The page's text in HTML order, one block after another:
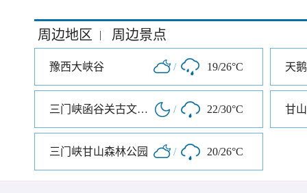
周边地区 | 周边景点
豫西大峡谷 / 19/26°C 天
三门峡函谷关古文化旅游区 / 22/30°C
三门峡甘山森林公园 / 20/26°C